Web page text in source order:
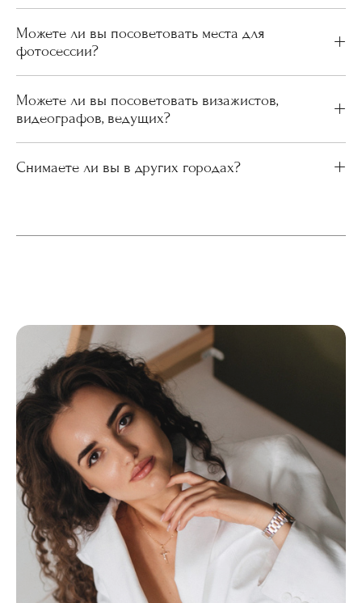
Можете ли вы посоветовать места для
фотосессии?
Можете ли вы посоветовать визажистов,
видеографов, ведущих?
Снимаете ли вы в других городах?